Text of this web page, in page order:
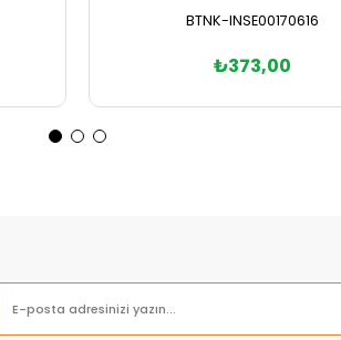
BTNK-INSE00170616
₺373,00